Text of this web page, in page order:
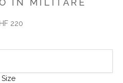
IN MILITARE
220
Size